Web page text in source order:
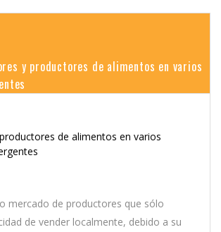
y productores de alimentos en varios
de alimentos en varios
mercado de productores que sólo
de vender localmente, debido a su